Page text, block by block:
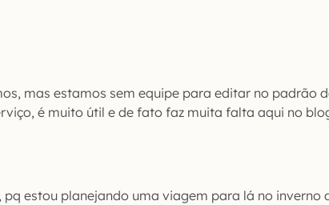
mas estamos sem equipe para editar no padrão
é muito útil e de fato faz muita falta aqui no
pq estou planejando uma viagem para lá no inverno